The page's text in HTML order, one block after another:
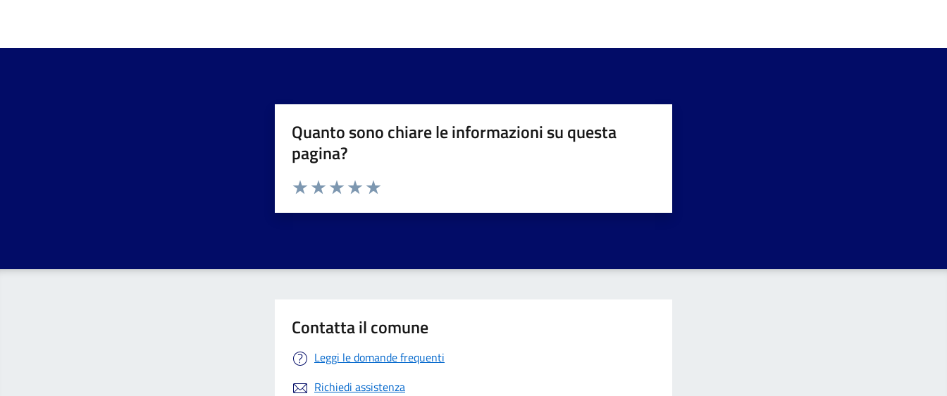
Quanto sono chiare le informazioni su questa
pagina?
Valuta da 1 a 5 stelle la pagina
Contatta il comune
Leggi le domande frequenti
Richiedi assistenza